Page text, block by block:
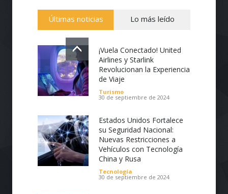
Últimas noticias Lo más leído
¡Vuela Conectado! United
Airlines y Starlink
Revolucionan la Experiencia
de Viaje
Turismo
30 de septiembre de 2024
Estados Unidos Fortalece
su Seguridad Nacional:
Nuevas Restricciones a
Vehículos con Tecnología
China y Rusa
Tecnología
30 de septiembre de 2024